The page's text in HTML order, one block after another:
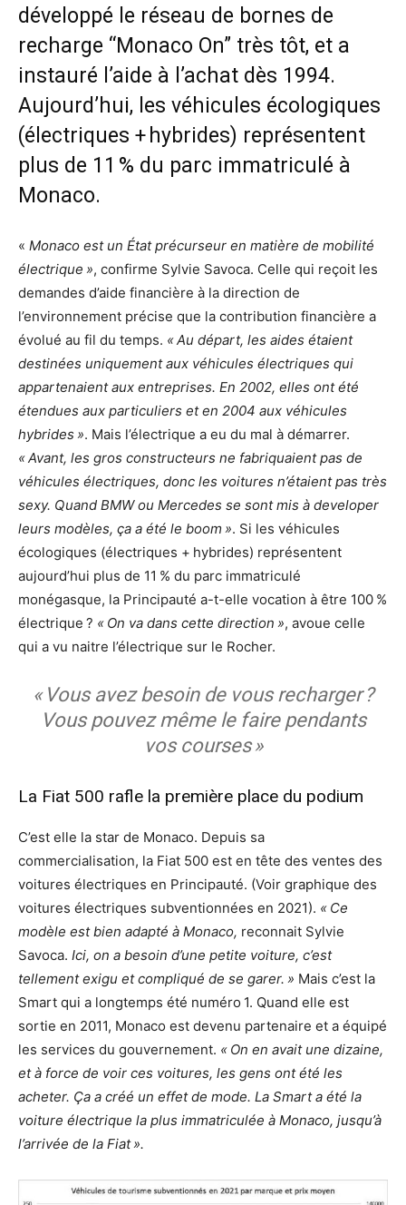
développé le réseau de bornes de
recharge “Monaco On” très tôt, et a
instauré l’aide à l’achat dès 1994.
Aujourd’hui, les véhicules écologiques
(électriques + hybrides) représentent
plus de 11 % du parc immatriculé à
Monaco.
« Monaco est un État précurseur en matière de mobilité
électrique », confirme Sylvie Savoca. Celle qui reçoit les
demandes d’aide financière à la direction de
l’environnement précise que la contribution financière a
évolué au fil du temps. « Au départ, les aides étaient
destinées uniquement aux véhicules électriques qui
appartenaient aux entreprises. En 2002, elles ont été
étendues aux particuliers et en 2004 aux véhicules
hybrides ». Mais l’électrique a eu du mal à démarrer.
« Avant, les gros constructeurs ne fabriquaient pas de
véhicules électriques, donc les voitures n’étaient pas très
sexy. Quand BMW ou Mercedes se sont mis à developer
leurs modèles, ça a été le boom ». Si les véhicules
écologiques (électriques + hybrides) représentent
aujourd’hui plus de 11 % du parc immatriculé
monégasque, la Principauté a-t-elle vocation à être 100 %
électrique ? « On va dans cette direction », avoue celle
qui a vu naitre l’électrique sur le Rocher.
« Vous avez besoin de vous recharger ?
Vous pouvez même le faire pendants
vos courses »
La Fiat 500 rafle la première place du podium
C’est elle la star de Monaco. Depuis sa
commercialisation, la Fiat 500 est en tête des ventes des
voitures électriques en Principauté. (Voir graphique des
voitures électriques subventionnées en 2021). « Ce
modèle est bien adapté à Monaco, reconnait Sylvie
Savoca. Ici, on a besoin d’une petite voiture, c’est
tellement exigu et compliqué de se garer. » Mais c’est la
Smart qui a longtemps été numéro 1. Quand elle est
sortie en 2011, Monaco est devenu partenaire et a équipé
les services du gouvernement. « On en avait une dizaine,
et à force de voir ces voitures, les gens ont été les
acheter. Ça a créé un effet de mode. La Smart a été la
voiture électrique la plus immatriculée à Monaco, jusqu’à
l’arrivée de la Fiat ».